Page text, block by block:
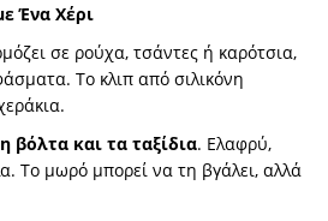
Ένα Χέρι
σε ρούχα, τσάντες ή καρότσια,
Το κλιπ από σιλικόνη
βόλτα και τα ταξίδια. Ελαφρύ,
Το μωρό μπορεί να τη βγάλει, αλλά